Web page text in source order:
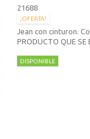
21688
¡OFERTA!
Jean con cinturon.
PRODUCTO QUE SE
DISPONIBLE